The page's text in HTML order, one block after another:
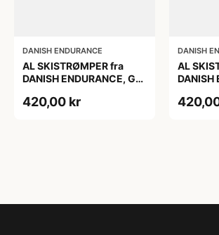
DANISH ENDURANCE
AL SKISTRØMPER fra
DANISH ENDURANCE, Grå
420,00 kr
DANISH
AL
DANISH